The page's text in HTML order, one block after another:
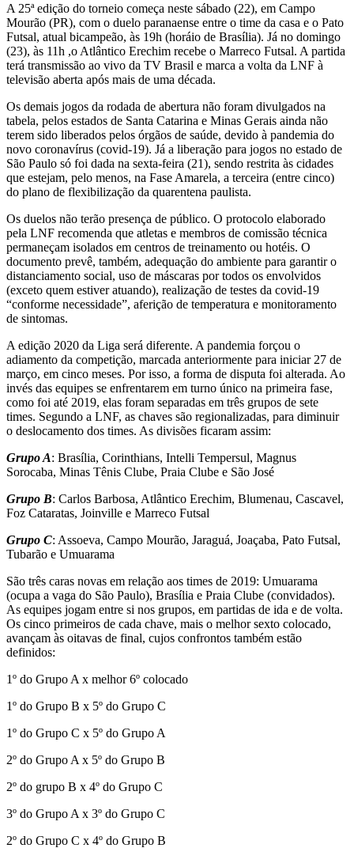
A 25ª edição do torneio começa neste sábado (22), em Campo
Mourão (PR), com o duelo paranaense entre o time da casa e o Pato
Futsal, atual bicampeão, às 19h (horáio de Brasília). Já no domingo
(23), às 11h ,o Atlântico Erechim recebe o Marreco Futsal. A partida
terá transmissão ao vivo da TV Brasil e marca a volta da LNF à
televisão aberta após mais de uma década.
Os demais jogos da rodada de abertura não foram divulgados na
tabela, pelos estados de Santa Catarina e Minas Gerais ainda não
terem sido liberados pelos órgãos de saúde, devido à pandemia do
novo coronavírus (covid-19). Já a liberação para jogos no estado de
São Paulo só foi dada na sexta-feira (21), sendo restrita às cidades
que estejam, pelo menos, na Fase Amarela, a terceira (entre cinco)
do plano de flexibilização da quarentena paulista.
Os duelos não terão presença de público. O protocolo elaborado
pela LNF recomenda que atletas e membros de comissão técnica
permaneçam isolados em centros de treinamento ou hotéis. O
documento prevê, também, adequação do ambiente para garantir o
distanciamento social, uso de máscaras por todos os envolvidos
(exceto quem estiver atuando), realização de testes da covid-19
“conforme necessidade”, aferição de temperatura e monitoramento
de sintomas.
A edição 2020 da Liga será diferente. A pandemia forçou o
adiamento da competição, marcada anteriormente para iniciar 27 de
março, em cinco meses. Por isso, a forma de disputa foi alterada. Ao
invés das equipes se enfrentarem em turno único na primeira fase,
como foi até 2019, elas foram separadas em três grupos de sete
times. Segundo a LNF, as chaves são regionalizadas, para diminuir
o deslocamento dos times. As divisões ficaram assim:
Grupo A: Brasília, Corinthians, Intelli Tempersul, Magnus
Sorocaba, Minas Tênis Clube, Praia Clube e São José
Grupo B: Carlos Barbosa, Atlântico Erechim, Blumenau, Cascavel,
Foz Cataratas, Joinville e Marreco Futsal
Grupo C: Assoeva, Campo Mourão, Jaraguá, Joaçaba, Pato Futsal,
Tubarão e Umuarama
São três caras novas em relação aos times de 2019: Umuarama
(ocupa a vaga do São Paulo), Brasília e Praia Clube (convidados).
As equipes jogam entre si nos grupos, em partidas de ida e de volta.
Os cinco primeiros de cada chave, mais o melhor sexto colocado,
avançam às oitavas de final, cujos confrontos também estão
definidos:
1º do Grupo A x melhor 6º colocado
1º do Grupo B x 5º do Grupo C
1º do Grupo C x 5º do Grupo A
2º do Grupo A x 5º do Grupo B
2º do grupo B x 4º do Grupo C
3º do Grupo A x 3º do Grupo C
2º do Grupo C x 4º do Grupo B